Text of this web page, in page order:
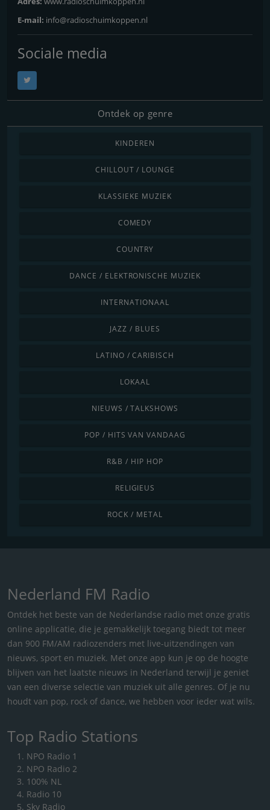
E-mail: info@radioschuimkoppen.nl
Sociale media
Ontdek op genre
KINDEREN
CHILLOUT / LOUNGE
KLASSIEKE MUZIEK
COMEDY
COUNTRY
DANCE / ELEKTRONISCHE MUZIEK
INTERNATIONAAL
JAZZ / BLUES
LATINO / CARIBISCH
LOKAAL
NIEUWS / TALKSHOWS
POP / HITS VAN VANDAAG
R&B / HIP HOP
RELIGIEUS
ROCK / METAL
Nederland FM Radio
Ontdek het beste van de Nederlandse radio met onze gratis
online applicatie, die je gemakkelijk toegang biedt tot meer
dan 900 FM/AM radiozenders met live-uitzendingen van
nieuws, sport en muziek. Met onze app kun je op de hoogte
blijven van het laatste nieuws in Nederland terwijl je geniet
van een diverse selectie van muziek uit alle genres. Of je nu
houdt van pop, rock of dance, we hebben voor ieder wat wils.
Top Radio Stations
NPO Radio 1
NPO Radio 2
100% NL
Radio 10
Sky Radio